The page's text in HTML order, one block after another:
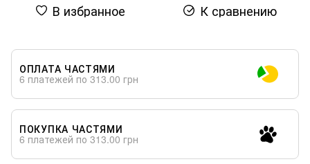
В избранное К сравнению
ОПЛАТА ЧАСТЯМИ
6 платежей по 313.00 грн
ПОКУПКА ЧАСТЯМИ
6 платежей по 313.00 грн